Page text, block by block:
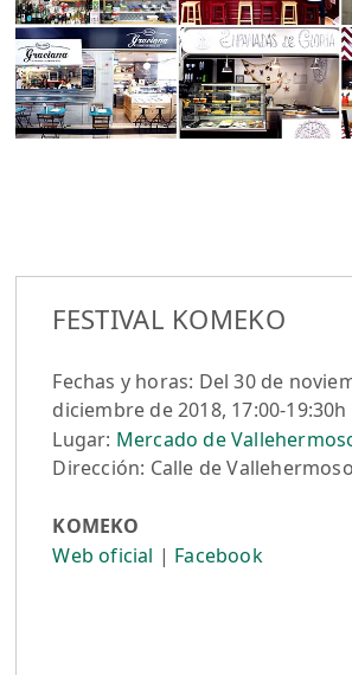
FESTIVAL KOMEKO
Fechas y horas: Del 30 de
diciembre de 2018, 17:00-19:30h
Lugar: Mercado de
Dirección: Calle de
KOMEKO
Web oficial | Facebook